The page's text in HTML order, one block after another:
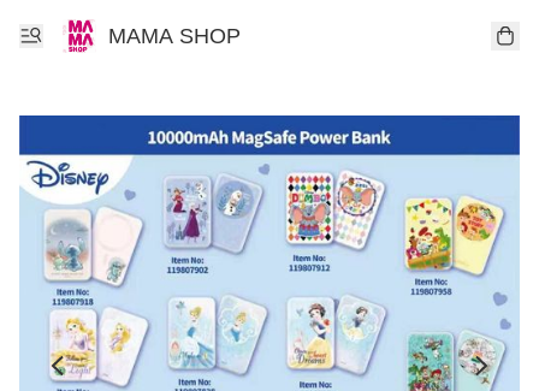
MAMA SHOP